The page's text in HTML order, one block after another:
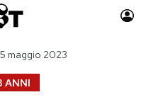
ANNI
maggio 2023